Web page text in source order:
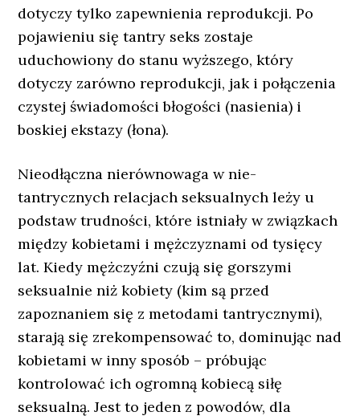
dotyczy tylko zapewnienia reprodukcji. Po
pojawieniu się tantry seks zostaje
uduchowiony do stanu wyższego, który
dotyczy zarówno reprodukcji, jak i połączenia
czystej świadomości błogości (nasienia) i
boskiej ekstazy (łona).
Nieodłączna nierównowaga w nie-
tantrycznych relacjach seksualnych leży u
podstaw trudności, które istniały w związkach
między kobietami i mężczyznami od tysięcy
lat. Kiedy mężczyźni czują się gorszymi
seksualnie niż kobiety (kim są przed
zapoznaniem się z metodami tantrycznymi),
starają się zrekompensować to, dominując nad
kobietami w inny sposób – próbując
kontrolować ich ogromną kobiecą siłę
seksualną. Jest to jeden z powodów, dla